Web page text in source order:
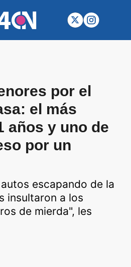
por el
el más
años y uno de
por un
escapando de la
insultaron a los
de mierda", les